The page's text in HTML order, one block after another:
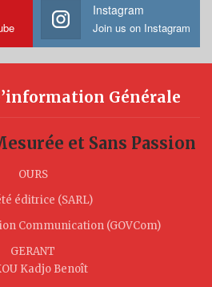
Instagram
Join us on Instagram
Générale
et Sans Passion
OURS
éditrice (SARL)
Communication (GOVCom)
GERANT
Kadjo Benoît